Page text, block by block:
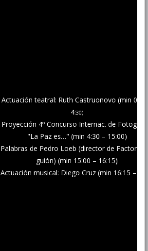
Actuación teatral: Ruth Castruonovo (min
4:30)
Proyección 4º Concurso Internac. de
"La Paz es…" (min 4:30 – 15:00)
Palabras de Pedro Loeb (director de Factoría
guión) (min 15:00 – 16:15)
Actuación musical: Diego Cruz (min 16:15 –